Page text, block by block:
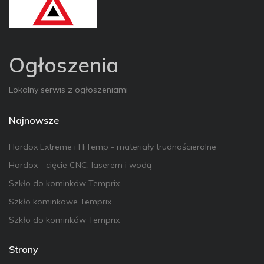
Ogłoszenia
Lokalny serwis z ogłoszeniami
Najnowsze
Hardox Extreme i HiTemp - materiały trudnościeralne
Hardox - cięcie CNC, laserem i wodą
Szkło do kominków Temprix
Szkło kominkowe Temprix
Szkło do kominków Temprix
Strony